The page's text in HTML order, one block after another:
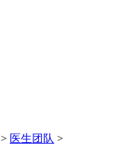
> 医生团队 >